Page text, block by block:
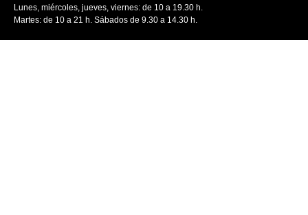
Lunes, miércoles, jueves, viernes: de 10 a 19.30 h.
Martes: de 10 a 21 h. Sábados de 9.30 a 14.30 h.